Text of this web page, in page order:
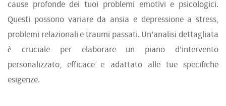
cause profonde dei tuoi problemi emotivi e psicologici.
Questi possono variare da ansia e depressione a stress,
problemi relazionali e traumi passati. Un'analisi dettagliata
è cruciale per elaborare un piano d'intervento
personalizzato, efficace e adattato alle tue specifiche
esigenze.